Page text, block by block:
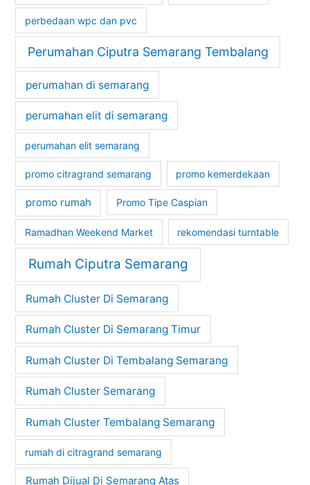
perbedaan wpc dan pvc
Perumahan Ciputra Semarang Tembalang
perumahan di semarang
perumahan elit di semarang
perumahan elit semarang
promo citragrand semarang promo kemerdekaan
promo rumah Promo Tipe Caspian
Ramadhan Weekend Market rekomendasi turntable
Rumah Ciputra Semarang
Rumah Cluster Di Semarang
Rumah Cluster Di Semarang Timur
Rumah Cluster Di Tembalang Semarang
Rumah Cluster Semarang
Rumah Cluster Tembalang Semarang
rumah di citragrand semarang
Rumah Dijual Di Semarang Atas